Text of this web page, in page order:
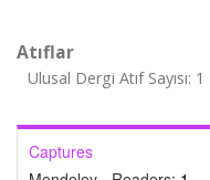
Atıflar
Ulusal Dergi Atıf Sayısı: 1
Captures